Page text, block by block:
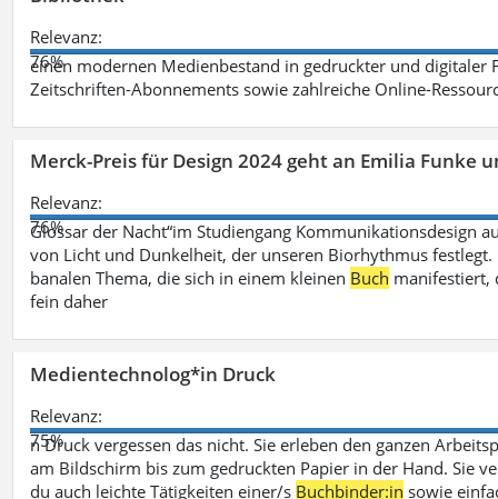
Relevanz:
76%
einen modernen Medienbestand in gedruckter und
Zeitschriften-Abonnements sowie zahlreiche Online-
Merck-Preis für Design 2024 geht an Emilia Funke
Relevanz:
76%
Glossar der Nacht“im Studiengang Kommunikationsdesign
von Licht und Dunkelheit, der unseren Biorhythmus
banalen Thema, die sich in einem kleinen Buch manifestiert,
fein daher
Medientechnolog*in Druck
Relevanz:
75%
n Druck vergessen das nicht. Sie erleben den ganzen
am Bildschirm bis zum gedruckten Papier in der Hand. Sie
du auch leichte Tätigkeiten einer/s Buchbinder:in sowie